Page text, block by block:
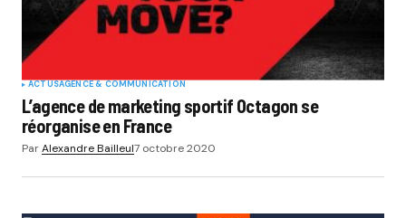
ACTUSAGENCE & COMMUNICATION
L’agence de marketing sportif Octagon se
réorganise en France
ParAlexandre Bailleul7 octobre 2020